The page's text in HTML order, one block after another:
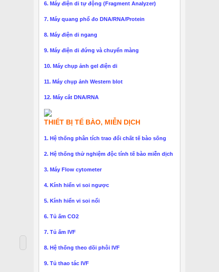
6. Máy điện di tự động (Fragment Analyzer)
7. Máy quang phổ đo DNA/RNA/Protein
8. Máy điện di ngang
9. Máy điện di đứng và chuyển màng
10. Máy chụp ảnh gel điện di
11. Máy chụp ảnh Western blot
12. Máy cắt DNA/RNA
THIẾT BỊ TẾ BÀO, MIỄN DỊCH
1. Hệ thống phân tích trao đổi chất tế bào sống
2. Hệ thống thử nghiệm độc tính tế bào miễn dịch
3. Máy Flow cytometer
4. Kính hiển vi soi ngược
5. Kính hiển vi soi nổi
6. Tủ ấm CO2
7. Tủ ấm IVF
8. Hệ thống theo dõi phôi IVF
9. Tủ thao tác IVF